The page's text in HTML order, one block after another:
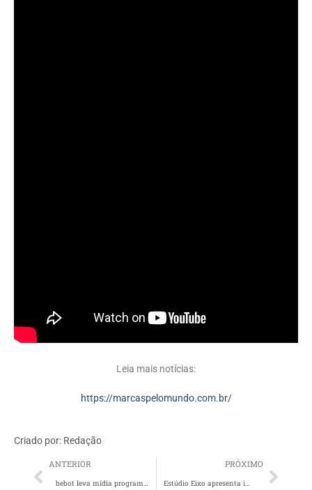
Leia mais notícias:
https://marcaspelomundo.com.br/
Criado por: Redação
ANTERIOR
bebot leva mídia programática à carros de aplicativos
PRÓXIMO
Estúdio Eixo apresenta importantes contratações em negócios e operações